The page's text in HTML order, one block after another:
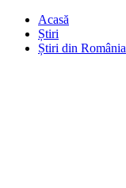
Acasă
Știri
Știri din România